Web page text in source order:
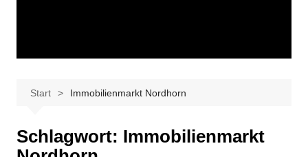
Start Immobilienmarkt Nordhorn
Schlagwort: Immobilienmarkt